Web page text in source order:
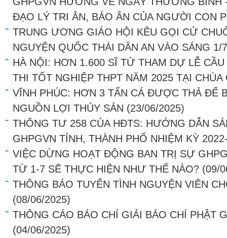
ĐẠO LÝ TRI ÂN, BÁO ÂN CỦA NGƯỜI CON
TRUNG ƯƠNG GIÁO HỘI KÊU GỌI CỬ
NGUYỆN QUỐC THÁI DÂN AN VÀO SÁNG 1/
HÀ NỘI: HƠN 1.600 SĨ TỬ THAM DỰ LỄ
THI TỐT NGHIỆP THPT NĂM 2025 TẠI CHÙA
VĨNH PHÚC: HƠN 3 TẤN CÁ ĐƯỢC THẢ ĐỂ
NGUỒN LỢI THỦY SẢN (23/06/2025)
THÔNG TƯ 258 CỦA HĐTS: HƯỚNG DẪN
GHPGVN TỈNH, THÀNH PHỐ NHIỆM KỲ
VIỆC DỪNG HOẠT ĐỘNG BAN TRỊ SỰ
TỪ 1-7 SẼ THỰC HIỆN NHƯ THẾ NÀO? (09/
THÔNG BÁO TUYỂN TÌNH NGUYỆN VIÊN
(08/06/2025)
THÔNG CÁO BÁO CHÍ GIẢI BÁO CHÍ PHẬT
(04/06/2025)